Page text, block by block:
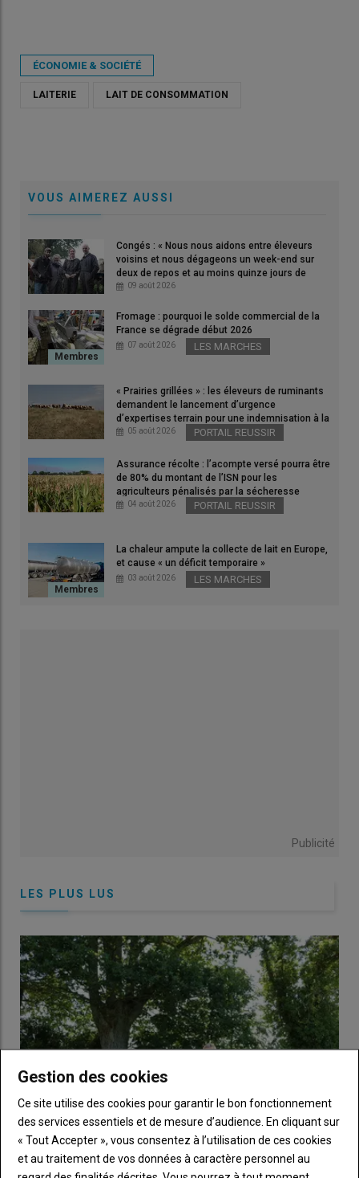
ÉCONOMIE & SOCIÉTÉ
LAITERIE LAIT DE CONSOMMATION
VOUS AIMEREZ AUSSI
Congés : « Nous nous aidons entre éleveurs
voisins et nous dégageons un week-end sur
deux de repos et au moins quinze jours de
vacances par an » dans les Côtes-d’Armor
09 août 2026
Fromage : pourquoi le solde commercial de la
France se dégrade début 2026
07 août 2026 LES MARCHES
« Prairies grillées » : les éleveurs de ruminants
demandent le lancement d’urgence
d’expertises terrain pour une indemnisation à la
hauteur des dégâts
05 août 2026 PORTAIL REUSSIR
Assurance récolte : l’acompte versé pourra être
de 80% du montant de l’ISN pour les
agriculteurs pénalisés par la sécheresse
04 août 2026 PORTAIL REUSSIR
La chaleur ampute la collecte de lait en Europe,
et cause « un déficit temporaire »
03 août 2026 LES MARCHES
Publicité
LES PLUS LUS
Gestion des cookies
Ce site utilise des cookies pour garantir le bon fonctionnement
des services essentiels et de mesure d’audience. En cliquant sur
« Tout Accepter », vous consentez à l’utilisation de ces cookies
et au traitement de vos données à caractère personnel au